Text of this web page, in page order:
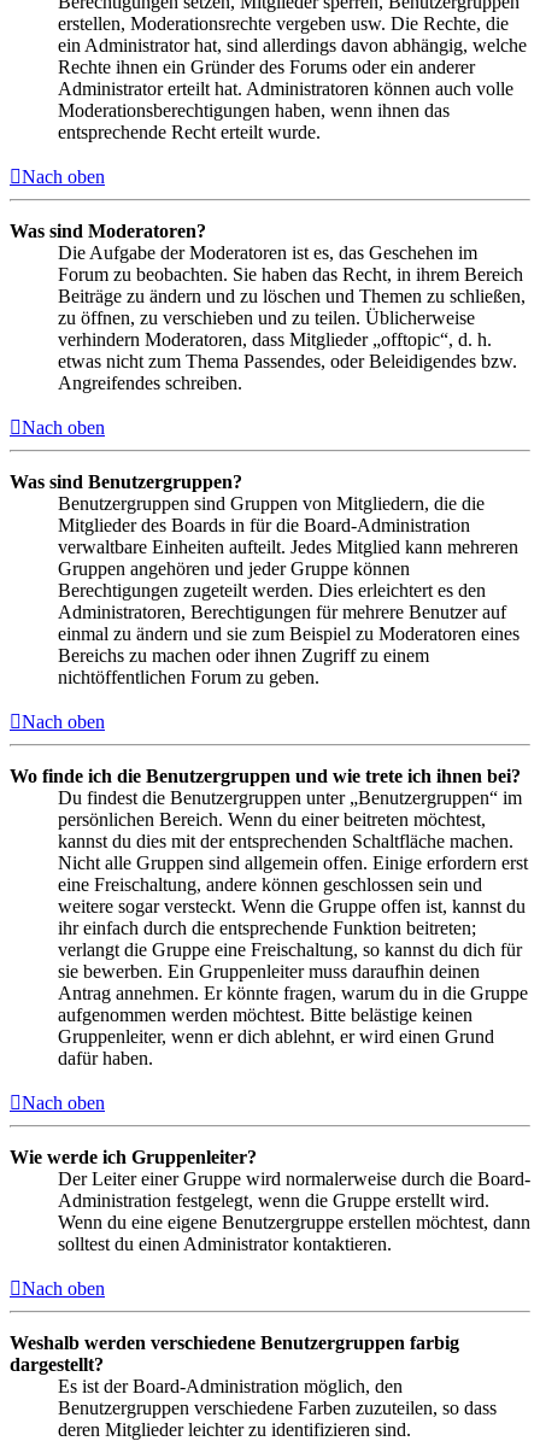
erstellen, Moderationsrechte vergeben usw. Die Rechte, die
ein Administrator hat, sind allerdings davon abhängig, welche
Rechte ihnen ein Gründer des Forums oder ein anderer
Administrator erteilt hat. Administratoren können auch volle
Moderationsberechtigungen haben, wenn ihnen das
entsprechende Recht erteilt wurde.
Nach oben
Was sind Moderatoren?
Die Aufgabe der Moderatoren ist es, das Geschehen im
Forum zu beobachten. Sie haben das Recht, in ihrem Bereich
Beiträge zu ändern und zu löschen und Themen zu schließen,
zu öffnen, zu verschieben und zu teilen. Üblicherweise
verhindern Moderatoren, dass Mitglieder „offtopic“, d. h.
etwas nicht zum Thema Passendes, oder Beleidigendes bzw.
Angreifendes schreiben.
Nach oben
Was sind Benutzergruppen?
Benutzergruppen sind Gruppen von Mitgliedern, die die
Mitglieder des Boards in für die Board-Administration
verwaltbare Einheiten aufteilt. Jedes Mitglied kann mehreren
Gruppen angehören und jeder Gruppe können
Berechtigungen zugeteilt werden. Dies erleichtert es den
Administratoren, Berechtigungen für mehrere Benutzer auf
einmal zu ändern und sie zum Beispiel zu Moderatoren eines
Bereichs zu machen oder ihnen Zugriff zu einem
nichtöffentlichen Forum zu geben.
Nach oben
Wo finde ich die Benutzergruppen und wie trete ich ihnen bei?
Du findest die Benutzergruppen unter „Benutzergruppen“ im
persönlichen Bereich. Wenn du einer beitreten möchtest,
kannst du dies mit der entsprechenden Schaltfläche machen.
Nicht alle Gruppen sind allgemein offen. Einige erfordern erst
eine Freischaltung, andere können geschlossen sein und
weitere sogar versteckt. Wenn die Gruppe offen ist, kannst du
ihr einfach durch die entsprechende Funktion beitreten;
verlangt die Gruppe eine Freischaltung, so kannst du dich für
sie bewerben. Ein Gruppenleiter muss daraufhin deinen
Antrag annehmen. Er könnte fragen, warum du in die Gruppe
aufgenommen werden möchtest. Bitte belästige keinen
Gruppenleiter, wenn er dich ablehnt, er wird einen Grund
dafür haben.
Nach oben
Wie werde ich Gruppenleiter?
Der Leiter einer Gruppe wird normalerweise durch die Board-
Administration festgelegt, wenn die Gruppe erstellt wird.
Wenn du eine eigene Benutzergruppe erstellen möchtest, dann
solltest du einen Administrator kontaktieren.
Nach oben
Weshalb werden verschiedene Benutzergruppen farbig
dargestellt?
Es ist der Board-Administration möglich, den
Benutzergruppen verschiedene Farben zuzuteilen, so dass
deren Mitglieder leichter zu identifizieren sind.